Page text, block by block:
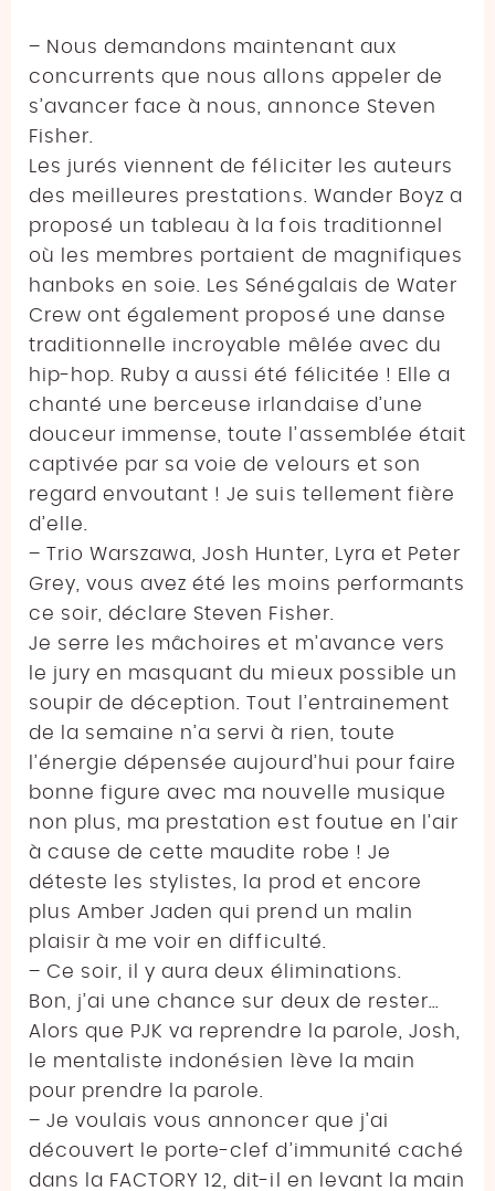
– Nous demandons maintenant aux
concurrents que nous allons appeler de
s’avancer face à nous, annonce Steven
Fisher.
Les jurés viennent de féliciter les auteurs
des meilleures prestations. Wander Boyz a
proposé un tableau à la fois traditionnel
où les membres portaient de magnifiques
hanboks en soie. Les Sénégalais de Water
Crew ont également proposé une danse
traditionnelle incroyable mêlée avec du
hip-hop. Ruby a aussi été félicitée ! Elle a
chanté une berceuse irlandaise d’une
douceur immense, toute l’assemblée était
captivée par sa voie de velours et son
regard envoutant ! Je suis tellement fière
d’elle.
– Trio Warszawa, Josh Hunter, Lyra et Peter
Grey, vous avez été les moins performants
ce soir, déclare Steven Fisher.
Je serre les mâchoires et m’avance vers
le jury en masquant du mieux possible un
soupir de déception. Tout l’entrainement
de la semaine n’a servi à rien, toute
l’énergie dépensée aujourd’hui pour faire
bonne figure avec ma nouvelle musique
non plus, ma prestation est foutue en l’air
à cause de cette maudite robe ! Je
déteste les stylistes, la prod et encore
plus Amber Jaden qui prend un malin
plaisir à me voir en difficulté.
– Ce soir, il y aura deux éliminations.
Bon, j’ai une chance sur deux de rester…
Alors que PJK va reprendre la parole, Josh,
le mentaliste indonésien lève la main
pour prendre la parole.
– Je voulais vous annoncer que j’ai
découvert le porte-clef d’immunité caché
dans la FACTORY 12, dit-il en levant la main